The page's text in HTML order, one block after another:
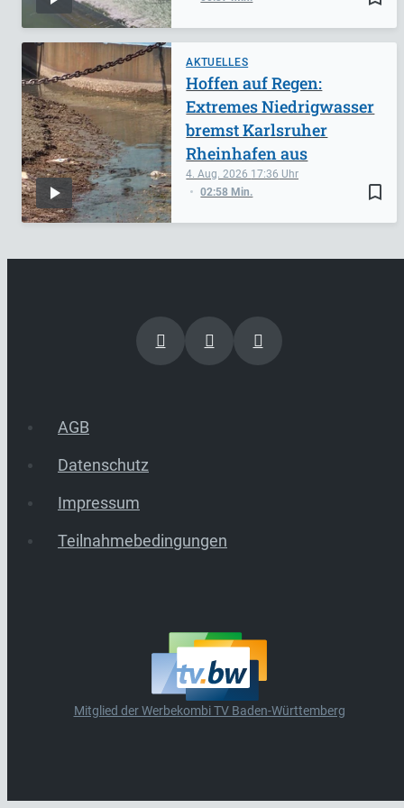
AKTUELLES
bookmark_border
4. Aug. 2026 17:36
02:58 Min.
Hoffen auf Regen:
Extremes Niedrigwasser
bremst Karlsruher
Rheinhafen aus
AGB
Datenschutz
Impressum
Teilnahmebedingungen
Mitglied der Werbekombi TV Baden-Württemberg